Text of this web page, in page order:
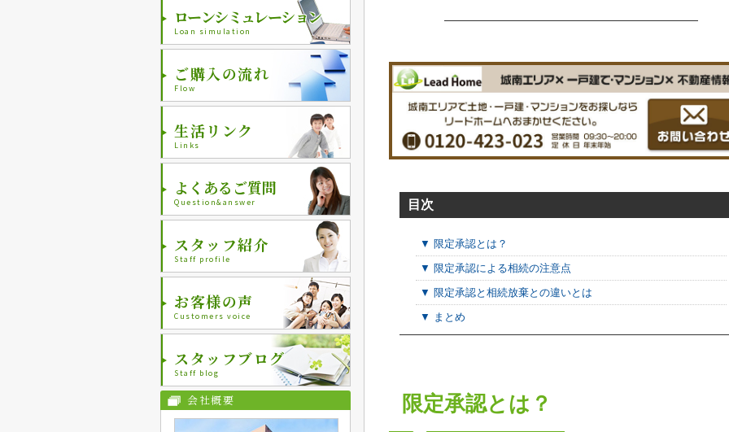
目次
▼ 限定承認とは？
▼ 限定承認による相続の注意点
▼ 限定承認と相続放棄との違いとは
▼ まとめ
限定承認とは？
ローンシミュレーション
Loan simulation
ご購入の流れ
Flow
生活リンク
Links
よくあるご質問
Question&answer
スタッフ紹介
Staff profile
お客様の声
Customers voice
スタッフブログ
Staff blog
会社概要